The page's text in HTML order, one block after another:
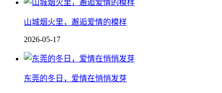
山城烟火里，邂逅爱情的模样
2026-05-17
东莞的冬日，爱情在悄悄发芽